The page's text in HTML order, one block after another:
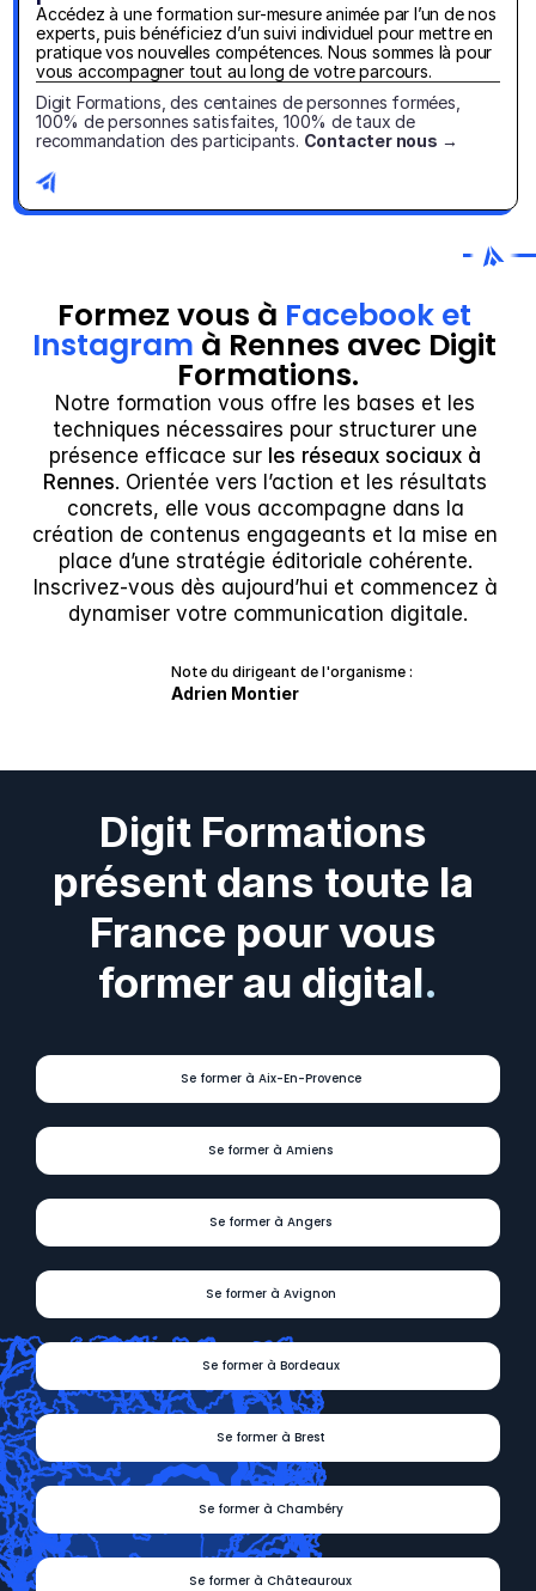
Accédez à une formation sur-mesure animée par l’un de nos
experts, puis bénéficiez d’un suivi individuel pour mettre en
pratique vos nouvelles compétences. Nous sommes là pour
vous accompagner tout au long de votre parcours.
Digit Formations, des centaines de personnes formées,
100% de personnes satisfaites, 100% de taux de
recommandation des participants. Contacter nous →
Formez vous à Facebook et
Instagram à Rennes avec Digit
Formations.
Notre formation vous offre les bases et les
techniques nécessaires pour structurer une
présence efficace sur les réseaux sociaux à
Rennes. Orientée vers l’action et les résultats
concrets, elle vous accompagne dans la
création de contenus engageants et la mise en
place d’une stratégie éditoriale cohérente.
Inscrivez-vous dès aujourd’hui et commencez à
dynamiser votre communication digitale.
Note du dirigeant de l'organisme :
Adrien Montier
Digit Formations
présent dans toute la
France pour vous
former au digital.
Se former à Aix-En-Provence
Se former à Amiens
Se former à Angers
Se former à Avignon
Se former à Bordeaux
Se former à Brest
Se former à Chambéry
Se former à Châteauroux